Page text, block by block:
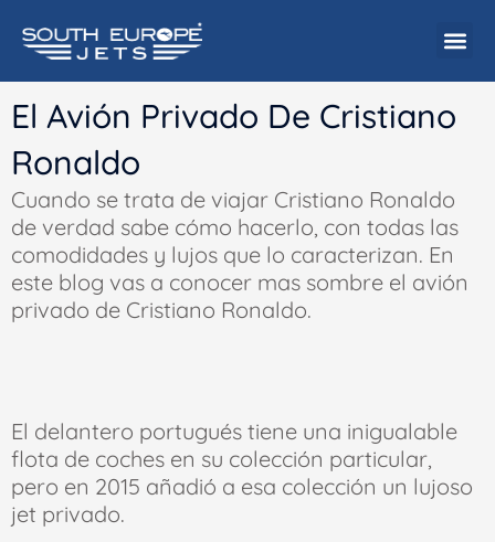
El Avión Privado De Cristiano
Ronaldo
Cuando se trata de viajar Cristiano Ronaldo
de verdad sabe cómo hacerlo, con todas las
comodidades y lujos que lo caracterizan. En
este blog vas a conocer mas sombre el avión
privado de Cristiano Ronaldo.
El delantero portugués tiene una inigualable
flota de coches en su colección particular,
pero en 2015 añadió a esa colección un lujoso
jet privado.